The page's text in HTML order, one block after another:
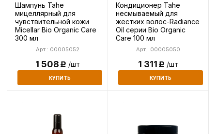
Шампунь Tahe
мицеллярный для
чувствительной кожи
Micellar Bio Organic Care
300 мл
Арт.: 00005052
1 508Р /шт
КУПИТЬ
Кондиционер Tahe
несмываемый для
жестких волос-Radiance
Oil серии Bio Organic
Care 100 мл
Арт.: 00005050
1 311Р /шт
КУПИТЬ